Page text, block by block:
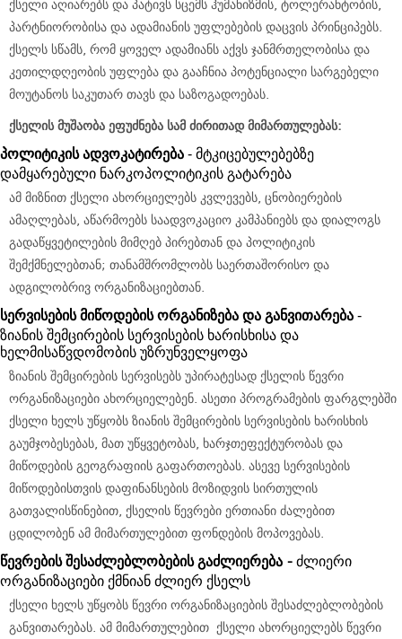
ქსელი აღიარებს და პატივს სცემს ჰუმანიზმის, ტოლერანტობის,
პარტნიორობისა და ადამიანის უფლებების დაცვის პრინციპებს.
ქსელს სწამს, რომ ყოველ ადამიანს აქვს ჯანმრთელობისა და
კეთილდღეობის უფლება და გააჩნია პოტენციალი სარგებელი
მოუტანოს საკუთარ თავს და საზოგადოებას.
ქსელისმუშაობაეფუძნება სამძირითადმიმართულებას:
პოლიტიკისადვოკატირება - მტკიცებულებებზე
დამყარებული ნარკოპოლიტიკის გატარება
ამ მიზნით ქსელი ახორციელებს კვლევებს, ცნობიერების
ამაღლებას, აწარმოებს საადვოკაციო კამპანიებს და დიალოგს
გადაწყვეტილების მიმღებ პირებთან და პოლიტიკის
შემქმნელებთან; თანამშრომლობს საერთაშორისო და
ადგილობრივ ორგანიზაციებთან.
სერვისებისმიწოდებისორგანიზებადაგანვითარება -
ზიანის შემცირების სერვისების ხარისხისა და
ხელმისაწვდომობის უზრუნველყოფა
ზიანის შემცირების სერვისებს უპირატესად ქსელის წევრი
ორგანიზაციები ახორციელებენ. ასეთი პროგრამების ფარგლებში
ქსელი ხელს უწყობს ზიანის შემცირების სერვისების ხარისხის
გაუმჯობესებას, მათ უწყვეტობას, ხარჯთეფექტურობას და
მიწოდების გეოგრაფიის გაფართოებას. ასევე სერვისების
მიწოდებისთვის დაფინანსების მოზიდვის სირთულის
გათვალისწინებით, ქსელის წევრები ერთიანი ძალებით
ცდილობენ ამ მიმართულებით ფონდების მოპოვებას.
წევრებისშესაძლებლობებისგაძლიერება- ძლიერი
ორგანიზაციები ქმნიან ძლიერ ქსელს
ქსელი ხელს უწყობს წევრი ორგანიზაციების შესაძლებლობების
განვითარებას. ამ მიმართულებით ქსელი ახორციელებს წევრი